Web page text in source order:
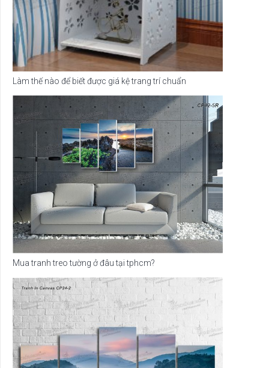
Làm thế nào để biết được giá kệ trang trí chuẩn
Mua tranh treo tường ở đâu tại tphcm?